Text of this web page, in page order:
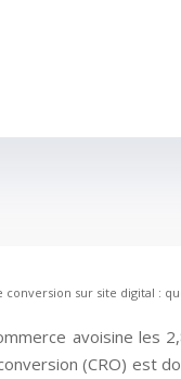
sur site digital :
avoisine
(CRO)